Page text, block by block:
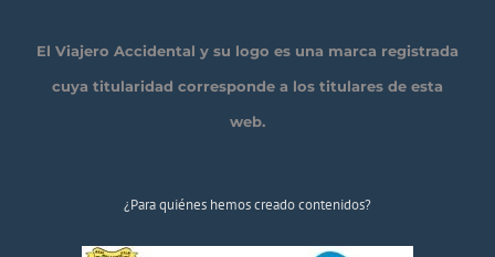
El Viajero Accidental y su logo es una marca registrada
cuya titularidad corresponde a los titulares de esta
web.
¿Para quiénes hemos creado contenidos?